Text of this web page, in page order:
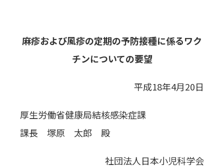
麻疹および風疹の定期の予防接種に係るワク
チンについての要望
平成18年4月20日
厚生労働省健康局結核感染症課
課長 塚原 太郎 殿
社団法人日本小児科学会